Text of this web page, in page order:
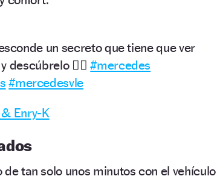
un secreto que tiene que ver
descúbrelo 👈🏼#mercedes
#mercedesvle
Enry-K
tan solo unos minutos con el vehículo